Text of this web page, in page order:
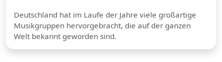
Deutschland hat im Laufe der Jahre viele großartige
Musikgruppen hervorgebracht, die auf der ganzen
Welt bekannt geworden sind.